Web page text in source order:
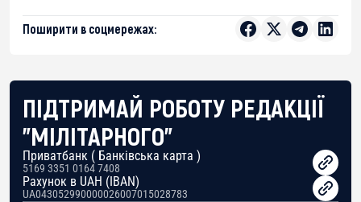
Поширити в соцмережах:
ПІДТРИМАЙ РОБОТУ РЕДАКЦІЇ
"МІЛІТАРНОГО"
Приватбанк ( Банківська карта )
5169 3351 0164 7408
Рахунок в UAH (IBAN)
UA043052990000026007015028783